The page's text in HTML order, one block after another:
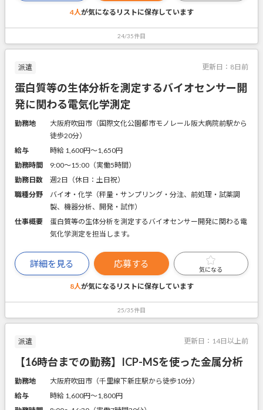
4人が気になるリストに保存しています
24/35件目
派遣 更新日： 8日前
蛋白質等の生体分析を測定するバイオセンサー開
発に関わる電気化学測定
勤務地
大阪府吹田市（国際文化公園都市モノレール阪大病院前駅から
徒歩20分）
給与
時給 1,600円〜1,650円
勤務時間
9:00～15:00（実働5時間）
勤務日数
週2日（休日：土日祝）
職種分野
バイオ・化学（秤量・サンプリング・分注、前処理・試薬調
製、機器分析、開発・試作）
仕事概要
蛋白質等の生体分析を測定するバイオセンサー開発に関わる電
気化学測定を担当します。
詳細を見る 応募する
気になる
8人が気になるリストに保存しています
25/35件目
派遣 更新日： 14日以上前
【16時台までの勤務】ICP-MSを使った金属分析
勤務地
大阪府吹田市（千里線下新庄駅から徒歩10分）
給与
時給 1,600円〜1,800円